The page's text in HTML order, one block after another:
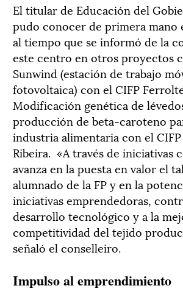
El titular de Educación del
pudo conocer de primera mano
al tiempo que se informó de la
este centro en otros proyectos
Sunwind (estación de trabajo
fotovoltaica) con el CIFP
Modificación genética de
producción de beta-caroteno
industria alimentaria con el
Ribeira. «A través de iniciativas
avanza en la puesta en valor el
alumnado de la FP y en la
iniciativas emprendedoras,
desarrollo tecnológico y a la
competitividad del tejido
señaló el conselleiro.
Impulso al emprendimiento